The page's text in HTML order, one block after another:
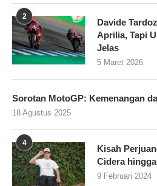
2
Davide
Aprilia, Tapi
Jelas
5 Maret 2026
Sorotan MotoGP: Kemenangan
18 Agustus 2025
4
Kisah
Cidera
9 Februari 2024